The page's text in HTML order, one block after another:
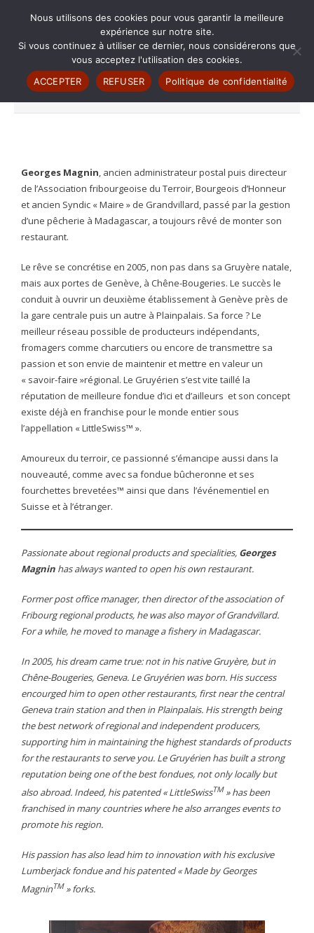
A propos
Les tables du Gruyerien
- Plainpalais
Art culinaire
- Viandes
- Autres spécialités
- Desserts maison
- La Bûcheronne
Les cartes
- Chène-Bougeries
- Plainpalais
Réserver une table
A PROPOS
Georges Magnin, ancien administrateur postal puis directeur
de l’Association fribourgeoise du Terroir, Bourgeois d’Honneur
et ancien Syndic « Maire » de Grandvillard, passé par la gestion
d’une pêcherie à Madagascar, a toujours rêvé de monter son
restaurant.
Le rêve se concrétise en 2005, non pas dans sa Gruyère natale,
mais aux portes de Genève, à Chêne-Bougeries. Le succès le
conduit à ouvrir un deuxième établissement à Genève près de
la gare centrale puis un autre à Plainpalais. Sa force ? Le
meilleur réseau possible de producteurs indépendants,
fromagers comme charcutiers ou encore de transmettre sa
passion et son envie de maintenir et mettre en valeur un
« savoir-faire »régional. Le Gruyérien s’est vite taillé la
réputation de meilleure fondue d’ici et d’ailleurs et son concept
existe déjà en franchise pour le monde entier sous
l’appellation « LittleSwiss™ ».
Amoureux du terroir, ce passionné s’émancipe aussi dans la
nouveauté, comme avec sa fondue bûcheronne et ses
fourchettes brevetées™ ainsi que dans l’événementiel en
Suisse et à l’étranger.
Passionate about regional products and specialities, Georges
Magnin has always wanted to open his own restaurant.
Former post office manager, then director of the association of
Fribourg regional products, he was also mayor of Grandvillard.
For a while, he moved to manage a fishery in Madagascar.
In 2005, his dream came true: not in his native Gruyère, but in
Chêne-Bougeries, Geneva. Le Gruyérien was born. His success
encourged him to open other restaurants, first near the central
Geneva train station and then in Plainpalais. His strength being
the best network of regional and independent producers,
supporting him in maintaining the highest standards of products
for the restaurants to serve you. Le Gruyérien has built a strong
reputation being one of the best fondues, not only locally but
also abroad. Indeed, his patented « LittleSwissTM» has been
franchised in many countries where he also arranges events to
promote his region.
His passion has also lead him to innovation with his exclusive
Lumberjack fondue and his patented « Made by Georges
MagninTM» forks.
Nous utilisons des cookies pour vous garantir la meilleure
expérience sur notre site.
Si vous continuez à utiliser ce dernier, nous considérerons que
vous acceptez l'utilisation des cookies.
ACCEPTER
REFUSER Politique de confidentialité